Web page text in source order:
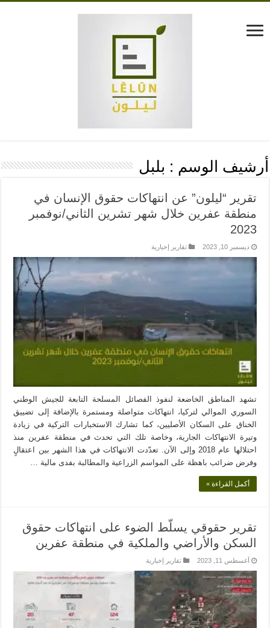
أرشيف الوسم : بلبل
تقرير “ليلون” عن انتهاكات حقوق الإنسان في
منطقة عفرين خلال شهر تشرين الثاني/نوفمبر
2023
ديسمبر 10, 2023 تقارير إخبارية
تشهد المناطق الخاضعة لنفوذ الفصائل المسلحة التابعة للجيش الوطني
السوري الموالي لتركيا، انتهاكات متواصلة ومستمرة بالإضافة إلى تضييق
الخناق على السكان الأصليين، كما تشارك الاستخبارات التركية في زيادة
وتيرة الانتهاكات الجارية، وخاصة تلك التي تحدث في منطقة عفرين منذ
احتلالها عام 2018 وإلى الآن. تعدّدت الانتهاكات في هذا الشهر بين اعتقالٍ
وفرض ضرائب باهظة على المواسم الزراعية والمطالبة بفدى مالية …
أكمل القراءة »
تقرير حقوقي يسلّط الضوء على انتهاكات حقوق
السكن والأراضي والملكية في منطقة عفرين
أغسطس 11, 2023 تقارير إخبارية